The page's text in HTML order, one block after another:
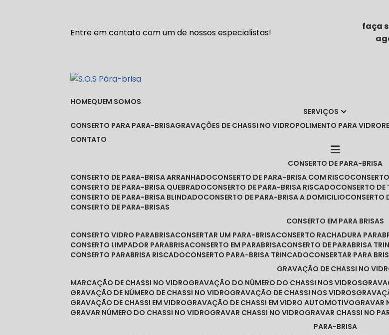
Entre em contato com um de nossos especialistas!
faça
HOME
QUEM SOMOS
SERVIÇOS
CONSERTO PARA PARA-BRISA
GRAVAÇÕES DE CHASSI NO VIDRO POLIMENTO PARA VIDRO
CONTATO
CONSERTO DE PARA-BRISA
CONSERTO DE PARA-BRISA ARRANHADO
CONSERTO DE PARA-BRISA COM RISCO
CONSERTO DE PARA-BRISA QUEBRADO
CONSERTO DE PARA-BRISA RISCADO CONSERTO
CONSERTO DE PARA-BRISA BLINDADO
CONSERTO DE PARA-BRISA A DOMICILIO
CONSERTO DE PARA-BRISAS
CONSERTO EM PARA BRISAS
CONSERTO VIDRO PARABRISA CONSERTAR UM PARA-BRISA CONSERTO RACHADURA
CONSERTO LIMPADOR PARABRISA CONSERTO EM PARABRISA CONSERTO DE PARABRISA
CONSERTO PARABRISA RISCADO
CONSERTO PARA-BRISA TRINCADO
CONSERTAR PARA
GRAVAÇÃO DE CHASSI NO
MARCAÇÃO DE CHASSI NO VIDRO
GRAVAÇÃO DO NÚMERO DO CHASSI NOS VIDROS
GRAVAÇÃO DE NÚMERO DE CHASSI NO VIDRO
GRAVAÇÃO DE CHASSI NOS VIDROS
GRAVAÇÃO DE CHASSI EM VIDRO
GRAVAÇÃO DE CHASSI EM VIDRO AUTOMOTIVO
GRAVAR NÚMERO DO CHASSI NO VIDRO
GRAVAR CHASSI NO VIDRO
GRAVAR CHASSI NO
PARA-BRISA